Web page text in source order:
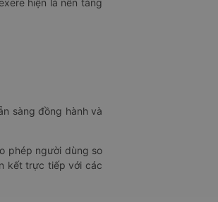
hiện là nền tảng
sàng đồng hành và
phép người dùng so
kết trực tiếp với các